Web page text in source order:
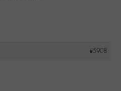
#5908